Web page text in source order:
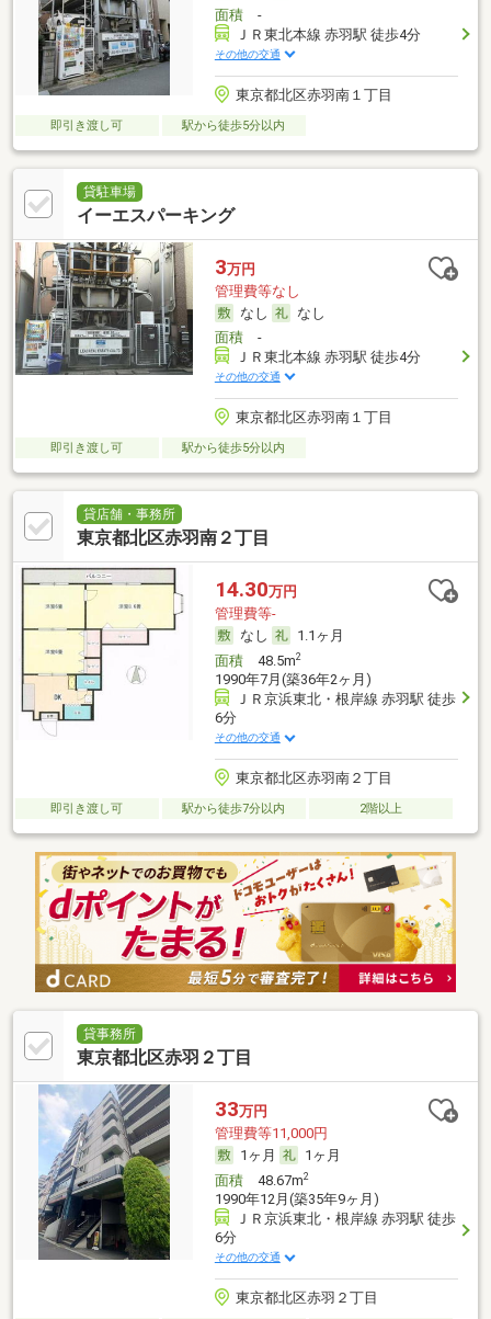
面積-
ＪＲ東北本線 赤羽駅 徒歩4分
その他の交通
東京都北区赤羽南１丁目
即引き渡し可 駅から徒歩5分以内
貸駐車場
イーエスパーキング
3万円
管理費等なし
なし
なし
面積-
ＪＲ東北本線 赤羽駅 徒歩4分
その他の交通
東京都北区赤羽南１丁目
即引き渡し可 駅から徒歩5分以内
貸店舗・事務所
東京都北区赤羽南２丁目
14.30万円
管理費等-
なし
1.1ヶ月
面積48.5m2
1990年7月(築36年2ヶ月)
ＪＲ京浜東北・根岸線 赤羽駅 徒歩
6分
その他の交通
東京都北区赤羽南２丁目
即引き渡し可 駅から徒歩7分以内 2階以上
貸事務所
東京都北区赤羽２丁目
33万円
管理費等11,000円
1ヶ月
1ヶ月
面積48.67m2
1990年12月(築35年9ヶ月)
ＪＲ京浜東北・根岸線 赤羽駅 徒歩
6分
その他の交通
東京都北区赤羽２丁目